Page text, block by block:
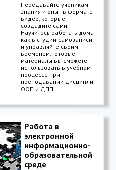
Передавайте ученикам
знания и опыт в формате
видео, которые
создадите сами.
Научитесь работать дома
как в студии самозаписи
и управляйте своим
временем. Готовые
материалы вы сможете
использовать в учебном
процессе при
преподавании дисциплин
ООП и ДПП.
Работа в
электронной
информационно-
образовательной
среде